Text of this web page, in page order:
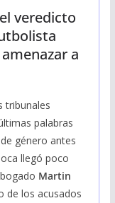
veredicto
a
tribunales
palabras
género antes
llegó poco
Martin
de los acusados